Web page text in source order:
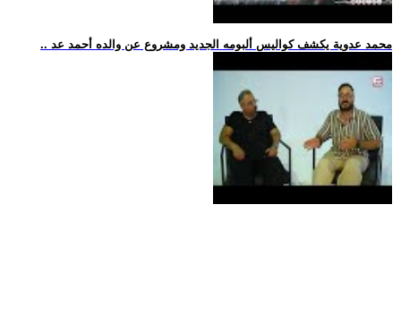
.. محمد عدوية يكشف كواليس ألبومه الجديد ومشروع عن والده أحمد عد